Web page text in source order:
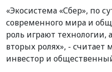
«Экосистема «Сбер», по
современного мира и
роль играют технологии,
вторых ролях», -
инвестор и